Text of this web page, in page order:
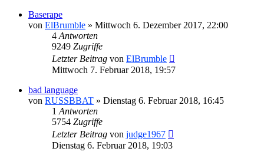
Baserape
von ElBrumble » Mittwoch 6. Dezember 2017, 22:00
4 Antworten
9249 Zugriffe
Letzter Beitrag von ElBrumble
Mittwoch 7. Februar 2018, 19:57
bad language
von RUSSBBAT » Dienstag 6. Februar 2018, 16:45
1 Antworten
5754 Zugriffe
Letzter Beitrag von judge1967
Dienstag 6. Februar 2018, 19:03